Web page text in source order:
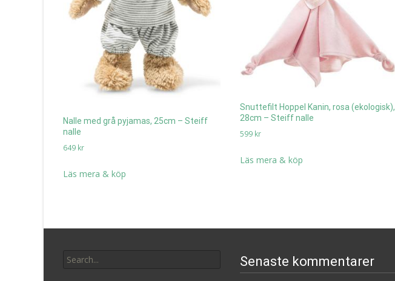
Nalle med grå pyjamas, 25cm – Steiff
nalle
649 kr
Läs mera & köp
Snuttefilt Hoppel Kanin, rosa (ekologisk),
28cm – Steiff nalle
599 kr
Läs mera & köp
for:
Senaste kommentarer